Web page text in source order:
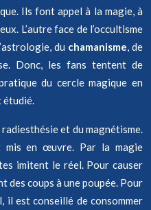
Ils font appel à la magie, à
L’autre face de l’occultisme
du chamanisme, de
Donc, les fans tentent de
du cercle magique en
étudié.
et du magnétisme.
mis en œuvre. Par la magie
imitent le réel. Pour causer
des coups à une poupée. Pour
il est conseillé de consommer